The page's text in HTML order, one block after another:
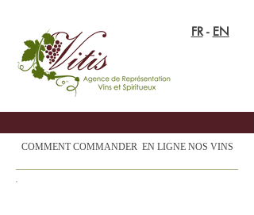
FR- EN
COMMENT COMMANDER EN LIGNE NOS VINS